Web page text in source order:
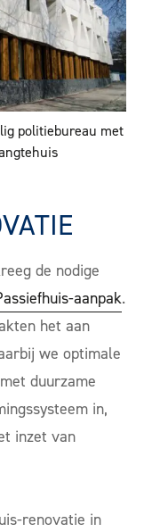
politiebureau met
de nodige
aanpak.
het aan
we optimale
duurzame
in,
inzet van
renovatie in